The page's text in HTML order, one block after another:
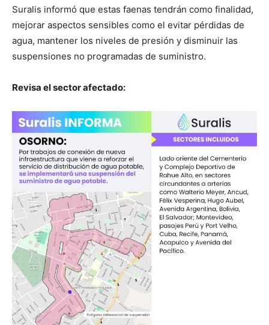
Suralis informó que estas faenas tendrán como finalidad,
mejorar aspectos sensibles como el evitar pérdidas de
agua, mantener los niveles de presión y disminuir las
suspensiones no programadas de suministro.
Revisa el sector afectado: